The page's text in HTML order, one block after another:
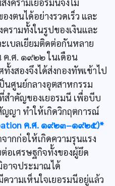
ครามเยอรมนีจึงไม่
ตนได้อย่างรวดเร็ว และ
รามทั้งในรูปของเงินและ
เบลเยียมติดต่อกันหลาย
ค.ศ. ๑๙๒๒ ในเดือน
งสองจึงได้ส่งกองทัพเข้าไป
นศูนย์กลางอุตสาหกรรม
สำคัญของเยอรมนี เพื่อบีบ
ญา ทำให้เกิดวิกฤตการณ์
ค.ศ. ๑๙๒๓–๑๙๒๕)*
กก่อให้เกิดความรุนแรง
อเศรษฐกิจทั้งของผู้ยึด
อาจประมาณได้
วามเห็นใจเยอรมนีอยู่แล้ว